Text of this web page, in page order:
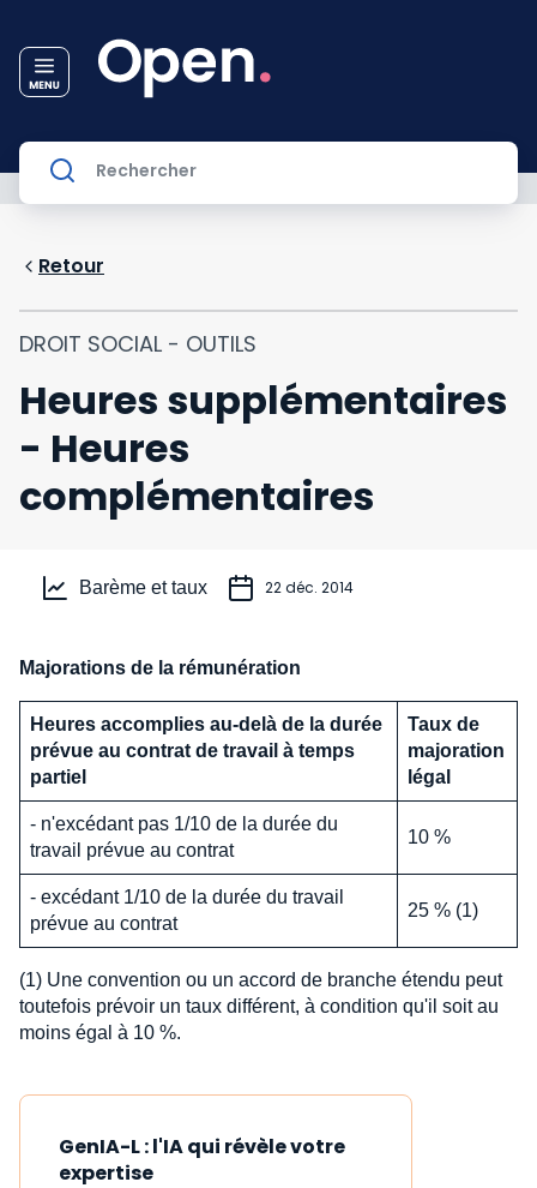
Retour
DROIT SOCIAL - OUTILS
Heures supplémentaires
- Heures
complémentaires
Barème et taux 22 déc. 2014
Majorations de la rémunération
Heures accomplies au-delà de la durée
prévue au contrat de travail à temps
partiel
Taux de
majoration
légal
- n'excédant pas 1/10 de la durée du
travail prévue au contrat
10 %
- excédant 1/10 de la durée du travail
prévue au contrat
25 % (1)
(1) Une convention ou un accord de branche étendu peut
toutefois prévoir un taux différent, à condition qu'il soit au
moins égal à 10 %.
GenIA-L : l'IA qui révèle votre
expertise